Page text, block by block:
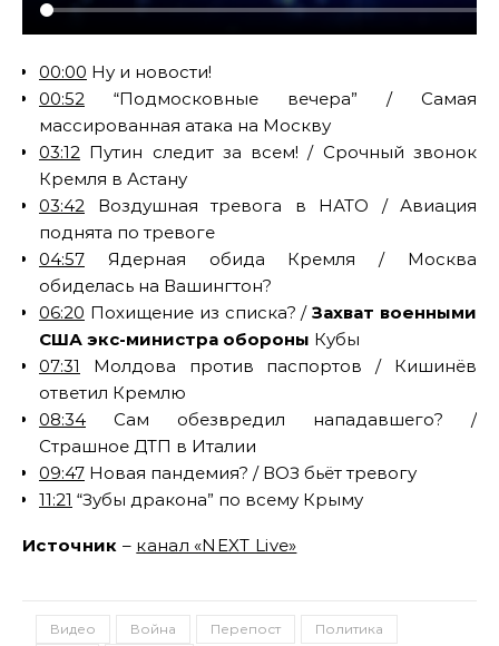
00:00 Ну и новости!
00:52 “Подмосковные вечера” / Самая
массированная атака на Москву
03:12 Путин следит за всем! / Срочный звонок
Кремля в Астану
03:42 Воздушная тревога в НАТО / Авиация
поднята по тревоге
04:57 Ядерная обида Кремля / Москва
обиделась на Вашингтон?
06:20 Похищение из списка? /Захват военными
США экс-министра обороны Кубы
07:31
Молдова против паспортов / Кишинёв
ответил Кремлю
08:34 Сам обезвредил нападавшего? /
Страшное ДТП в Италии
09:47 Новая пандемия? / ВОЗ бьёт тревогу
11:21 “Зубы дракона” по всему Крыму
Источник – канал «NEXT Live»
Видео Война Перепост
Политика